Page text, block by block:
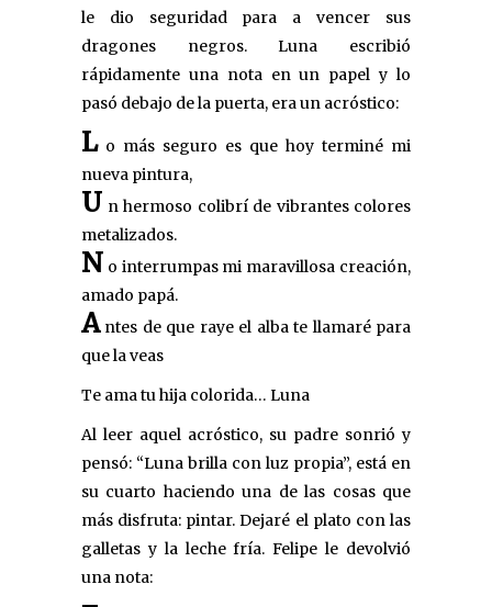
le dio seguridad para a vencer sus
dragones negros. Luna escribió
rápidamente una nota en un papel y lo
pasó debajo de la puerta, era un acróstico:
Lo más seguro es que hoy terminé mi
nueva pintura,
U n hermoso colibrí de vibrantes colores
metalizados.
N o interrumpas mi maravillosa creación,
amado papá.
Antes de que raye el alba te llamaré para
que la veas
Te ama tu hija colorida… Luna
Al leer aquel acróstico, su padre sonrió y
pensó: “Luna brilla con luz propia”, está en
su cuarto haciendo una de las cosas que
más disfruta: pintar. Dejaré el plato con las
galletas y la leche fría. Felipe le devolvió
una nota: